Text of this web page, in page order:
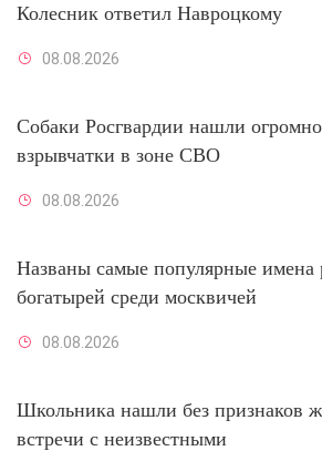
Колесник ответил Навроцкому
08.08.2026
Собаки Росгвардии нашли
взрывчатки в зоне СВО
08.08.2026
Названы самые популярные имена
богатырей среди москвичей
08.08.2026
Школьника нашли без признаков
встречи с неизвестными